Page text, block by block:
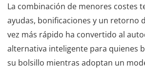
La combinación de menores costes
ayudas, bonificaciones y un retorno
vez más rápido ha convertido al
alternativa inteligente para quienes
su bolsillo mientras adoptan un